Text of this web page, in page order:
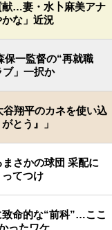
献…妻・水卜麻美アナ
な」近況
保一監督の“再就職
」一択か
翔平のカネを使い込
とう』」
さかの球団 采配に
てつけ
命的な“前科”…ここ
ったワケ